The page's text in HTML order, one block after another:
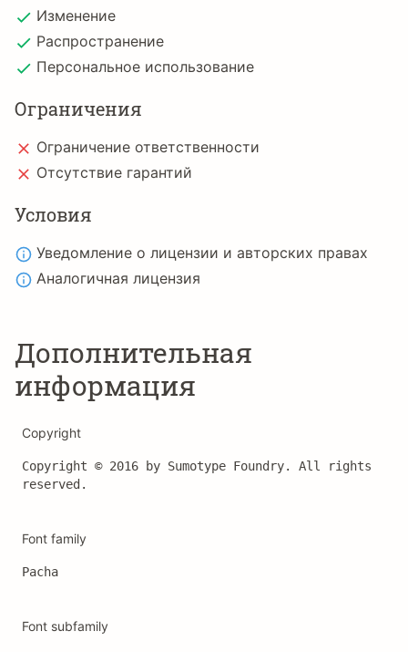
Изменение
Распространение
Персональное использование
Ограничения
Ограничение ответственности
Отсутствие гарантий
Условия
Уведомление о лицензии и авторских правах
Аналогичная лицензия
Дополнительная
информация
Copyright
Copyright © 2016 by Sumotype Foundry. All rights
reserved.
Font family
Pacha
Font subfamily